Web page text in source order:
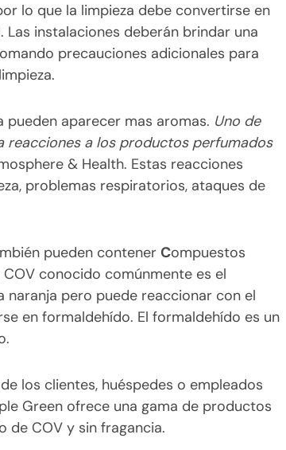
lo que la limpieza debe convertirse en
instalaciones deberán brindar una
precauciones adicionales para
pueden aparecer mas aromas. Uno de
reacciones a los productos perfumados
& Health. Estas reacciones
problemas respiratorios, ataques de
pueden contener Compuestos
COV conocido comúnmente es el
naranja pero puede reaccionar con el
en formaldehído. El formaldehído es un
los clientes, huéspedes o empleados
Green ofrece una gama de productos
de COV y sin fragancia.